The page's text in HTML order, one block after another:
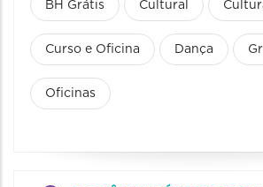
BH Grátis Cultural
Curso e Oficina Dança
Oficinas